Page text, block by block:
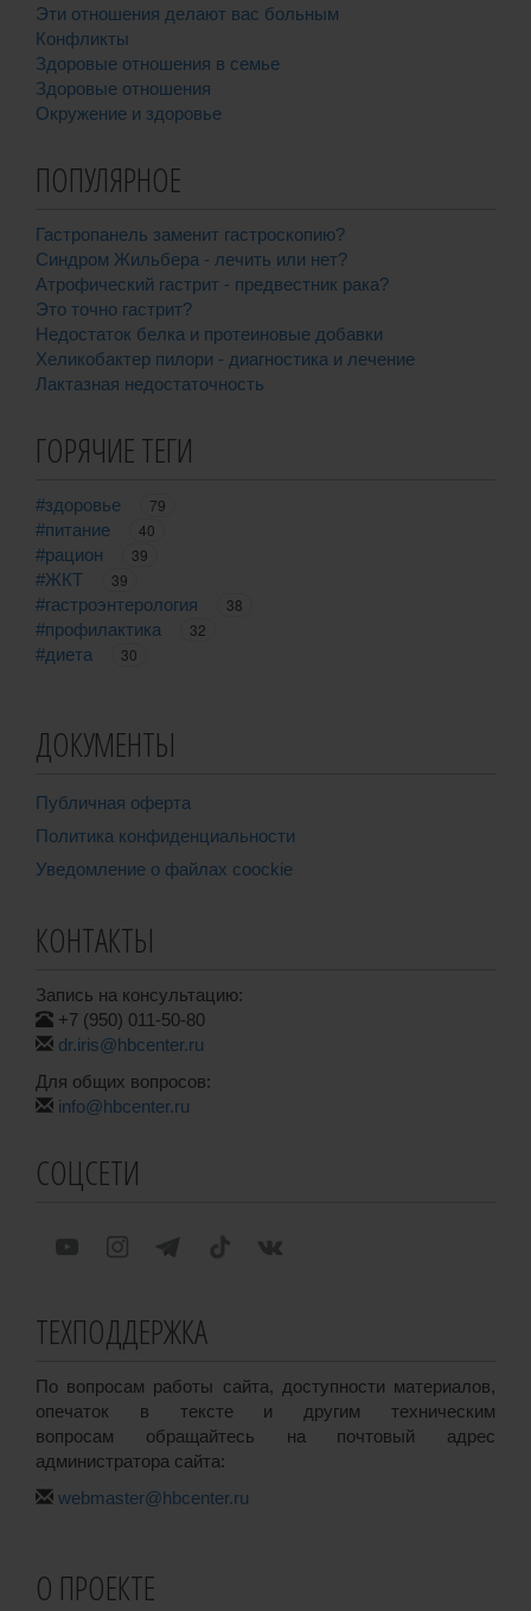
Эти отношения делают вас больным
Конфликты
Здоровые отношения в семье
Здоровые отношения
Окружение и здоровье
ПОПУЛЯРНОЕ
Гастропанель заменит гастроскопию?
Синдром Жильбера - лечить или нет?
Атрофический гастрит - предвестник рака?
Это точно гастрит?
Недостаток белка и протеиновые добавки
Хеликобактер пилори - диагностика и лечение
Лактазная недостаточность
ГОРЯЧИЕ ТЕГИ
#здоровье
79
#питание
40
#рацион
39
#ЖКТ
39
#гастроэнтерология
38
#профилактика
32
#диета
30
ДОКУМЕНТЫ
Публичная оферта
Политика конфиденциальности
Уведомление о файлах coockie
КОНТАКТЫ
Запись на консультацию:
+7 (950) 011-50-80
dr.iris@hbcenter.ru
Для общих вопросов:
info@hbcenter.ru
СОЦСЕТИ
ТЕХПОДДЕРЖКА
По вопросам работы сайта, доступности материалов,
опечаток в тексте и другим техническим
вопросам обращайтесь на почтовый адрес
администратора сайта:
webmaster@hbcenter.ru
О ПРОЕКТЕ